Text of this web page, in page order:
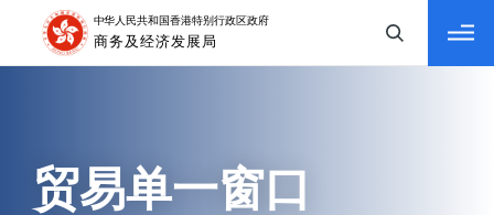
tab to navigate
贸易单一窗口